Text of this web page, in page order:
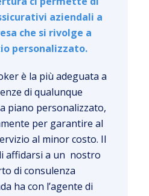
aziendali a
che si rivolge a
personalizzato.
è la più adeguata a
di qualunque
piano personalizzato,
per garantire al
al minor costo. Il
affidarsi a un nostro
di consulenza
ha con l’agente di